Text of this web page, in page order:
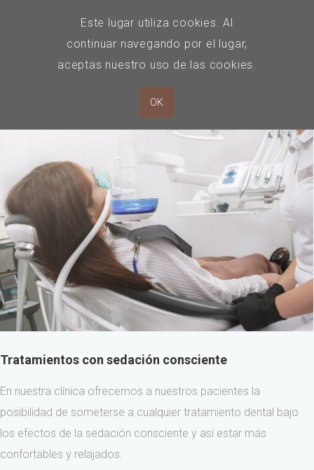
Tratamientos con sedación consciente
En nuestra clínica ofrecemos a nuestros pacientes la
posibilidad de someterse a cualquier tratamiento dental bajo
los efectos de la sedación consciente y así estar más
confortables y relajados.
Este lugar utiliza cookies. Al
continuar navegando por el lugar,
aceptas nuestro uso de las cookies.
OK